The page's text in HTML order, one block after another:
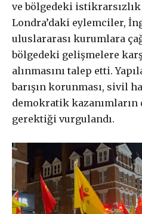
ve bölgedeki
Londra’daki eylemciler,
uluslararası kurumlara
bölgedeki gelişmelere
alınmasını talep etti.
barışın korunması, sivil
demokratik
gerektiği vurgulandı.